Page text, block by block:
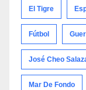
El Tigre
Fútbol
José Cheo
Mar De Fondo